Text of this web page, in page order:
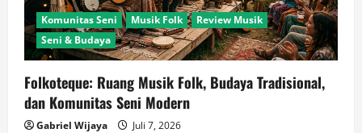
Komunitas Seni Musik Folk
Review Musik
Seni & Budaya
Folkoteque: Ruang Musik Folk, Budaya Tradisional,
dan Komunitas Seni Modern
Gabriel Wijaya Juli 7, 2026